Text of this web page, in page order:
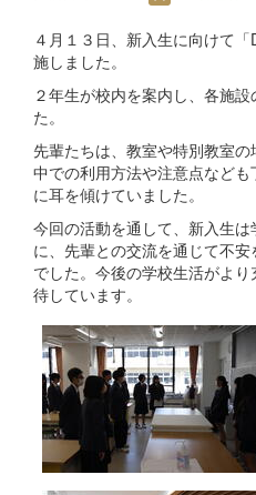
４月１３日、新入生に向けて
施しました。
２年生が校内を案内し、各施
た。
先輩たちは、教室や特別教室
中での利用方法や注意点など
に耳を傾けていました。
今回の活動を通して、新入生
に、先輩との交流を通じて不
でした。今後の学校生活がよ
待しています。